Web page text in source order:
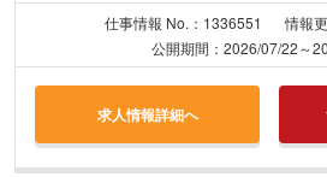
仕事情報 No.：1336551
情報
公開期間：2026/07/22～
求人情報詳細へ